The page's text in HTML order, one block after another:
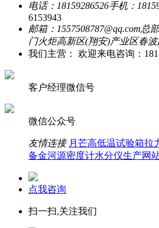
电话：18159286526手机：
6153943
邮箱：1557508787@qq.com总
门火炬高新区(翔安)产业区春波
我们主营： 欢迎来电咨询：
客户经理微信号
微信公众号
友情连接 月芒高低温试验箱拉
备金河源密度计水分仪生产网
点我咨询
扫一扫,关注我们